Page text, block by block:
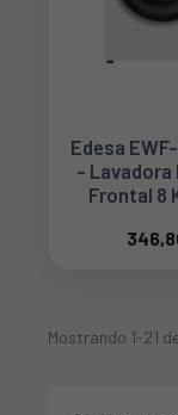
Edesa
- Lavadora
Frontal 8
Mostrando 1-21